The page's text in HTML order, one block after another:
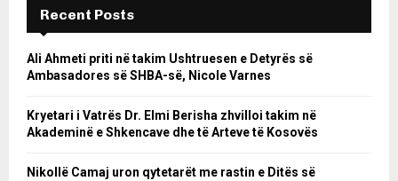
Recent Posts
Ali Ahmeti priti në takim Ushtruesen e Detyrës së
Ambasadores së SHBA-së, Nicole Varnes
Kryetari i Vatrës Dr. Elmi Berisha zhvilloi takim në
Akademinë e Shkencave dhe të Arteve të Kosovës
Nikollë Camaj uron qytetarët me rastin e Ditës së